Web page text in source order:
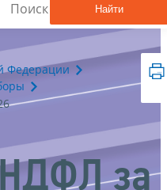
Найти
Федерации
НДФЛ за